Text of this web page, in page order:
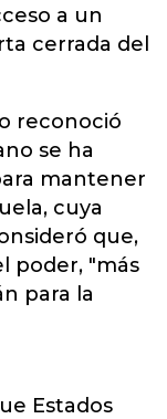
a un
cerrada del
reconoció
se ha
mantener
cuya
que,
poder, "más
para la
Estados